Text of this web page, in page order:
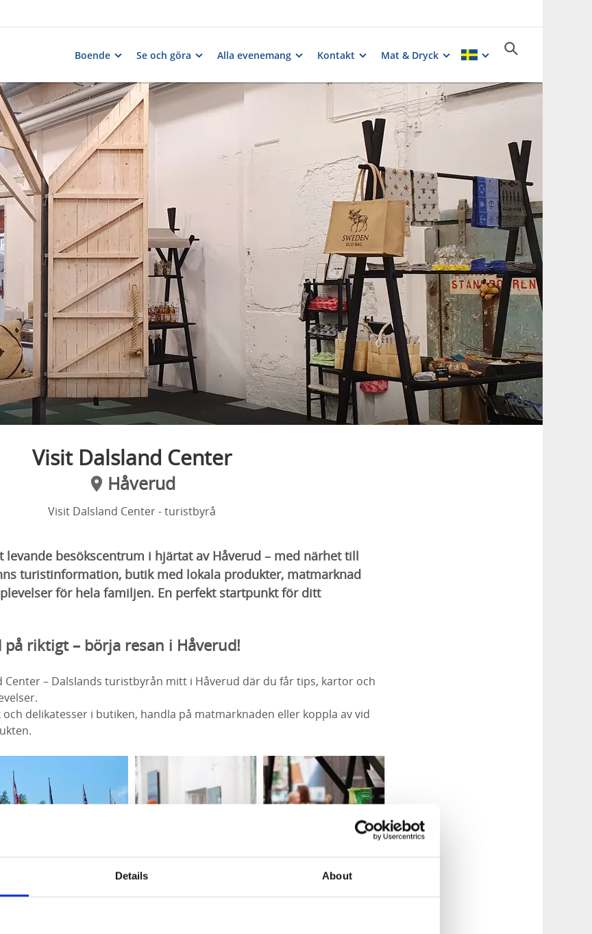
Details About
Boende Se och göra Alla evenemang Kontakt Mat & Dryck
Visit Dalsland Center
Håverud
Visit Dalsland Center - turistbyrå
levande besökscentrum i hjärtat av Håverud – med närhet till
turistinformation, butik med lokala produkter, matmarknad
för hela familjen. En perfekt startpunkt för ditt
på riktigt – börja resan i Håverud!
Center – Dalslands turistbyrån mitt i Håverud där du får tips, kartor och
delikatesser i butiken, handla på matmarknaden eller koppla av vid